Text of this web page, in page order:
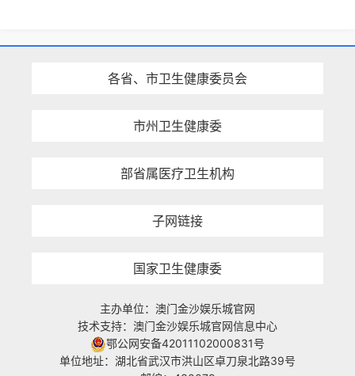
各省、市卫生健康委员会
市州卫生健康委
部省属医疗卫生机构
子网链接
国家卫生健康委
主办单位：澳门金沙娱乐城官网
技术支持：澳门金沙娱乐城官网信息中心
鄂公网安备42011102000831号
单位地址：湖北省武汉市洪山区卓刀泉北路39号